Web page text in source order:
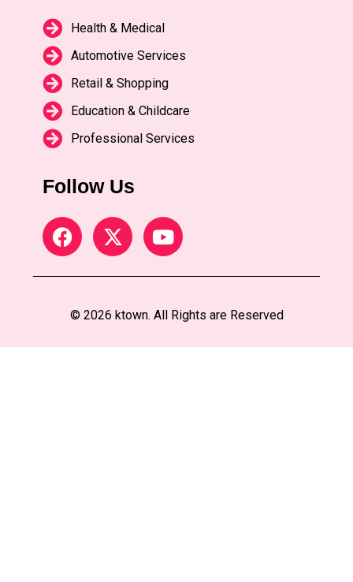
Health & Medical
Automotive Services
Retail & Shopping
Education & Childcare
Professional Services
Follow Us
© 2026 ktown. All Rights are Reserved